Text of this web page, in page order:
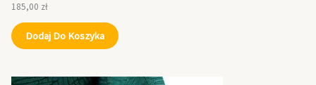
185,00 zł
Dodaj Do Koszyka